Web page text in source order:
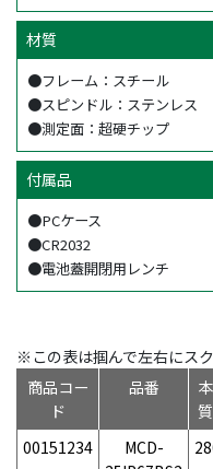
材質
●フレーム：スチール
●スピンドル：ステンレス
●測定面：超硬チップ
付属品
●PCケース
●CR2032
●電池蓋開閉用レンチ
※この表は掴んで左右にスク
商品コー
ド
品番
00151234
MCD-